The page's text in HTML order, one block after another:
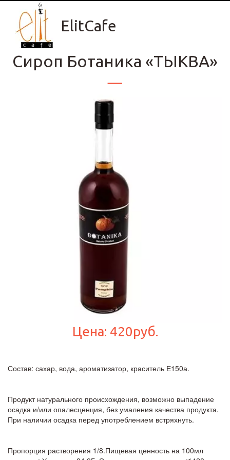
ElitCafe
Сироп Ботаника «ТЫКВА»
Цена: 420руб.
Состав: сахар, вода, ароматизатор, краситель Е150а.
Продукт натурального происхождения, возможно выпадение
осадка и/или опалесценция, без умаления качества продукта.
При наличии осадка перед употреблением встряхнуть.
Пропорция растворения 1/8.Пищевая ценность на 100мл